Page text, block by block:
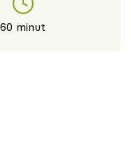
60 minut